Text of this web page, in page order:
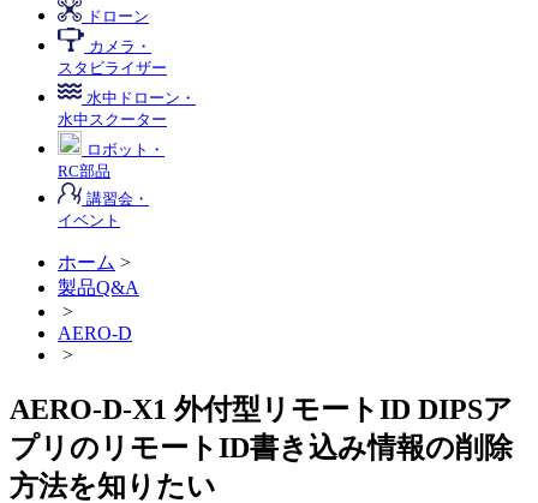
ドローン
カメラ・
スタビライザー
水中ドローン・
水中スクーター
ロボット・
RC部品
講習会・
イベント
ホーム >
製品Q&A
>
AERO-D
>
AERO-D-X1 外付型リモートID DIPSア
プリのリモートID書き込み情報の削除
方法を知りたい